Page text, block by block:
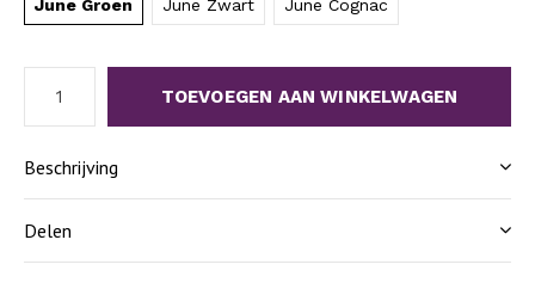
June Groen June Zwart June Cognac
TOEVOEGEN AAN WINKELWAGEN
Beschrijving
Delen